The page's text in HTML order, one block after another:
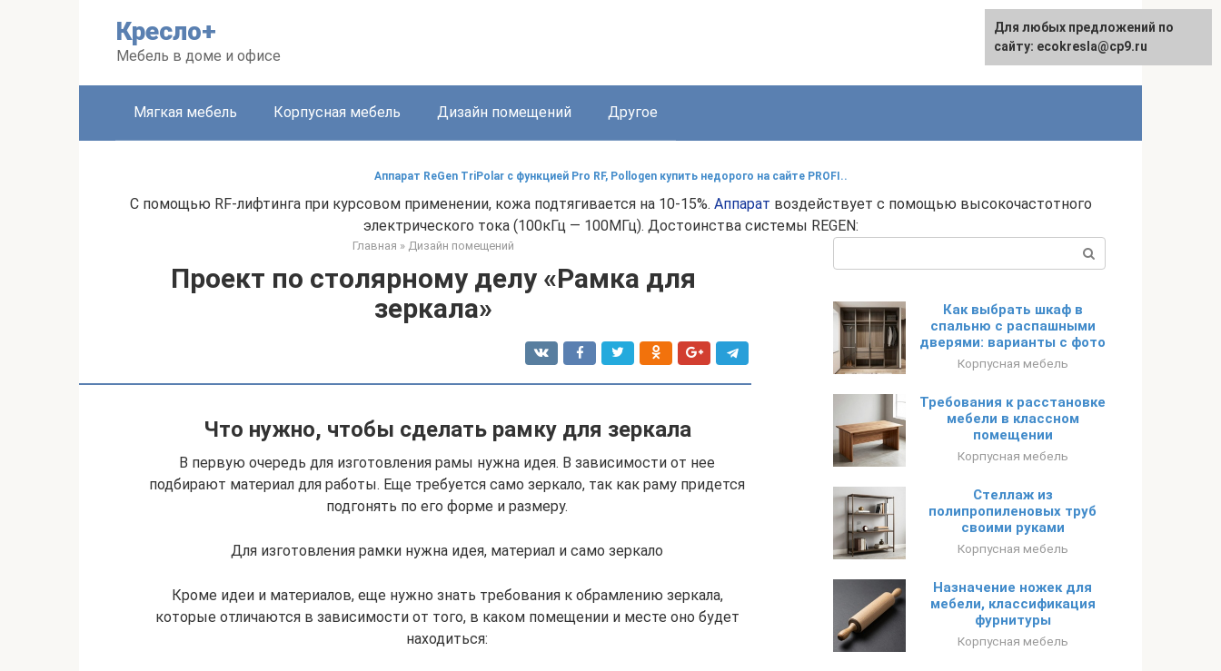
Кресло+
Мебель в доме и офисе
Мягкая мебель Корпусная мебель Дизайн помещений Другое
Аппарат ReGen TriPolar с функцией Pro RF, Pollogen купить недорого на сайте PROFI..
С помощью RF-лифтинга при курсовом применении, кожа подтягивается на 10-15%. Аппарат воздействует с помощью высокочастотного
электрического тока (100кГц — 100МГц). Достоинства системы REGEN:
Главная » Дизайн помещений
Проект по столярному делу «Рамка для
зеркала»
Что нужно, чтобы сделать рамку для зеркала
В первую очередь для изготовления рамы нужна идея. В зависимости от нее
подбирают материал для работы. Еще требуется само зеркало, так как раму придется
подгонять по его форме и размеру.
Для изготовления рамки нужна идея, материал и само зеркало
Кроме идеи и материалов, еще нужно знать требования к обрамлению зеркала,
которые отличаются в зависимости от того, в каком помещении и месте оно будет
находиться:
Как выбрать шкаф в
спальню с распашными
дверями: варианты с фото
Корпусная мебель
Требования к расстановке
мебели в классном
помещении
Корпусная мебель
Стеллаж из
полипропиленовых труб
своими руками
Корпусная мебель
Назначение ножек для
мебели, классификация
фурнитуры
Корпусная мебель
Для любых предложений по
сайту: ecokresla@cp9.ru